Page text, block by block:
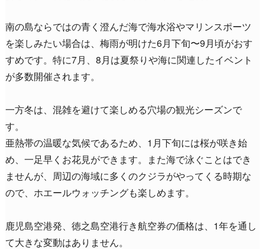
南の島ならではの青く澄んだ海で海水浴やマリンスポーツ
を楽しみたい場合は、梅雨が明けた6月下旬〜9月頃がおす
すめです。特に7月、8月は夏祭りや海に関連したイベント
が多数開催されます。
一方冬は、混雑を避けて楽しめる穴場の観光シーズンで
す。
亜熱帯の温暖な気候であるため、1月下旬には桜が咲き始
め、一足早くお花見ができます。また海で泳ぐことはでき
ませんが、周辺の海域に多くのクジラがやってくる時期な
ので、ホエールウォッチングも楽しめます。
鹿児島空港発、徳之島空港行き航空券の価格は、1年を通し
て大きな変動はありません。